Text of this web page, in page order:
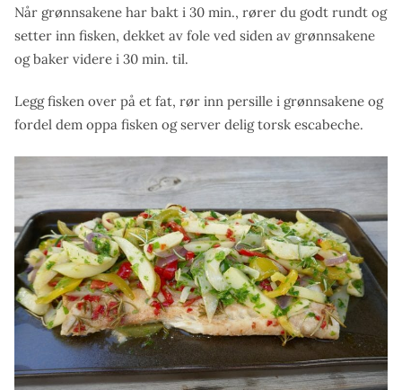
Når grønnsakene har bakt i 30 min., rører du godt rundt og
setter inn fisken, dekket av fole ved siden av grønnsakene
og baker videre i 30 min. til.
Legg fisken over på et fat, rør inn persille i grønnsakene og
fordel dem oppa fisken og server delig torsk escabeche.